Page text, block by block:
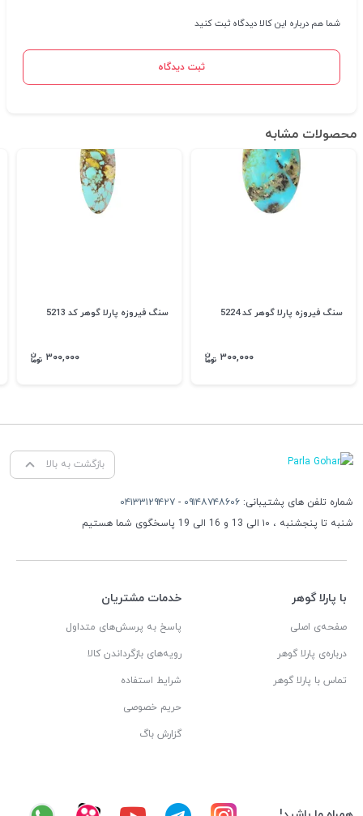
شما هم درباره این کالا دیدگاه ثبت کنید
ثبت دیدگاه
محصولات مشابه
سنگ فیروزه پارلا گوهر کد 5224
۳۰۰,۰۰۰
سنگ فیروزه پارلا گوهر کد 5213
۳۰۰,۰۰۰
بازگشت به بالا
شماره تلفن های پشتیبانی: ۰۹۱۴۸۷۴۸۶۰۶ - ۰۴۱۳۳۱۲۹۴۲۷
شنبه تا پنجشنبه ، ۱۰ الی 13 و 16 الی 19 پاسخگوی شما هستیم
با پارلا گوهر
صفحه‌ی اصلی
درباره‌ی پارلا گوهر
تماس با پارلا گوهر
خدمات مشتریان
پاسخ به پرسش‌های متداول
رویه‌های بازگرداندن کالا
شرایط استفاده
حریم خصوصی
گزارش باگ